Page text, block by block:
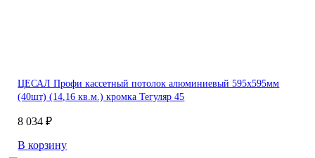
ЦЕСАЛ Профи кассетный потолок алюминиевый 595х595мм
(40шт) (14,16 кв.м.) кромка Тегуляр 45
8 034 ₽
В корзину